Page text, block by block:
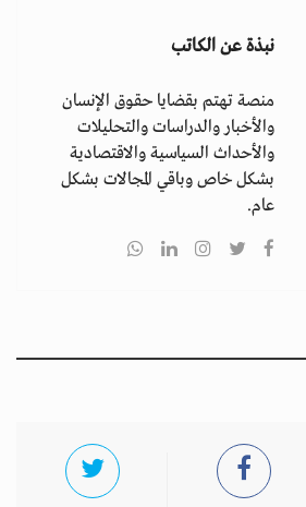
نبذة عن الكاتب
منصة تهتم بقضايا حقوق الإنسان
والأخبار والدراسات والتحليلات
والأحداث السياسية والاقتصادية
بشكل خاص وباقي المجالات بشكل
عام.